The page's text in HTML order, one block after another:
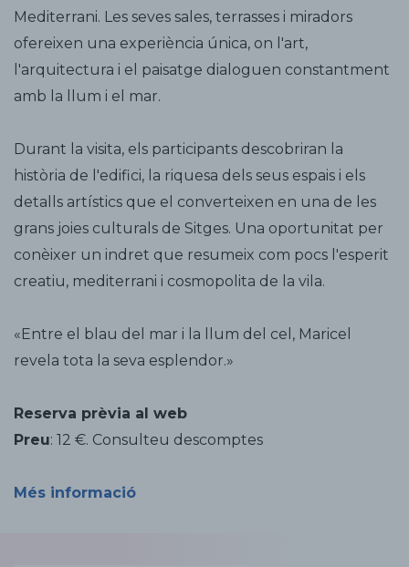
Mediterrani. Les seves sales, terrasses i miradors
ofereixen una experiència única, on l'art,
l'arquitectura i el paisatge dialoguen constantment
amb la llum i el mar.
Durant la visita, els participants descobriran la
història de l'edifici, la riquesa dels seus espais i els
detalls artístics que el converteixen en una de les
grans joies culturals de Sitges. Una oportunitat per
conèixer un indret que resumeix com pocs l'esperit
creatiu, mediterrani i cosmopolita de la vila.
«Entre el blau del mar i la llum del cel, Maricel
revela tota la seva esplendor.»
Reserva prèvia al web
Preu: 12 €. Consulteu descomptes
Més informació